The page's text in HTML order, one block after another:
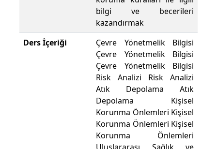
bilgi ve becerileri
kazandırmak
Ders İçeriği
Çevre Yönetmelik Bilgisi
Çevre Yönetmelik Bilgisi
Çevre Yönetmelik Bilgisi
Risk Analizi Risk Analizi
Atık Depolama Atık
Depolama Kişisel
Korunma Önlemleri Kişisel
Korunma Önlemleri Kişisel
Korunma Önlemleri